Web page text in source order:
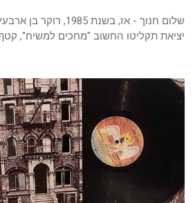
שלום חנוך - אז, בשנת
יציאת תקליטו החשוב "מחכים למשיח",